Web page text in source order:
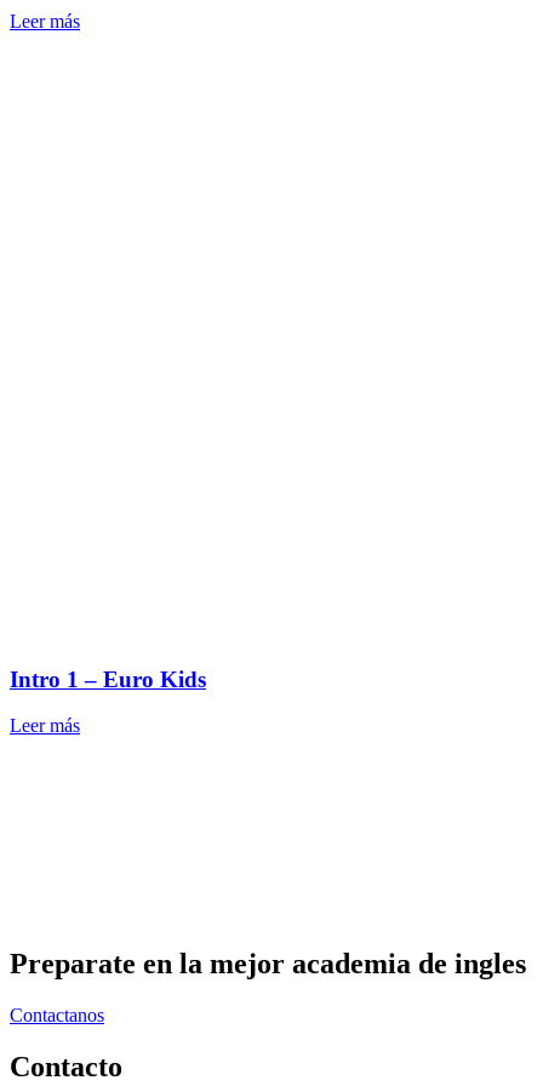
Leer más
Intro 1 – Euro Kids
Leer más
Preparate en la mejor academia de ingles
Contactanos
Contacto